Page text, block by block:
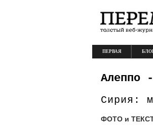
ПЕРВАЯ
Алеппо
Сирия:
ФОТО и